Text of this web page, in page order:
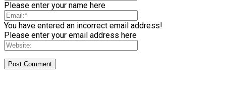
Please enter your name here
You have entered an incorrect email address!
Please enter your email address here